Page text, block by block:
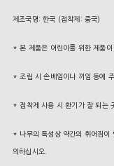
제조국명: 한국 (접착제: 중국)
* 본 제품은 어린이를 위한 제품이
* 조립 시 손베임이나 끼임 등에 주
* 접착제 사용 시 환기가 잘 되는
* 나무의 특성상 약간의 휘어짐이
의하십시오.